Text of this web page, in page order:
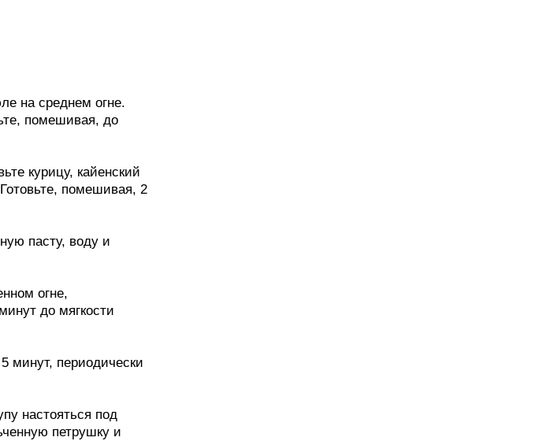
на среднем огне.
помешивая, до
курицу, кайенский
помешивая, 2
пасту, воду и
огне,
до мягкости
минут, периодически
настояться под
петрушку и